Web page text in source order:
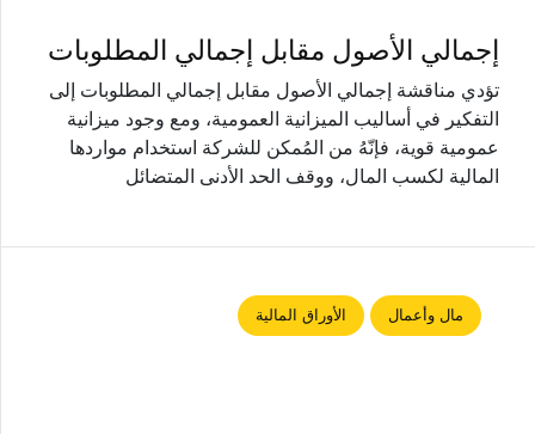
إجمالي الأصول مقابل إجمالي المطلوبات
تؤدي مناقشة إجمالي الأصول مقابل إجمالي المطلوبات إلى
التفكير في أساليب الميزانية العمومية، ومع وجود ميزانية
عمومية قوية، فإنّهُ من المُمكن للشركة استخدام مواردها
المالية لكسب المال، ووقف الحد الأدنى المتضائل
مال وأعمال الأوراق المالية